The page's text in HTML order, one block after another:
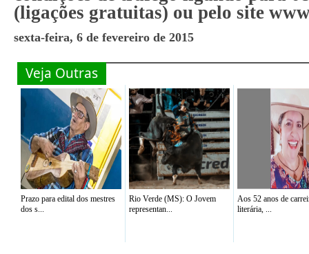
(ligações gratuitas) ou pelo site
sexta-feira, 6 de fevereiro de 2015
Veja Outras
Prazo para edital dos mestres
dos s...
Rio Verde (MS): O Jovem
representan...
Aos 52 anos de
literária, ...